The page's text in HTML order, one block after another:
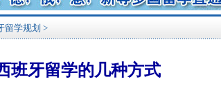
留学规划 >
班牙留学的几种方式